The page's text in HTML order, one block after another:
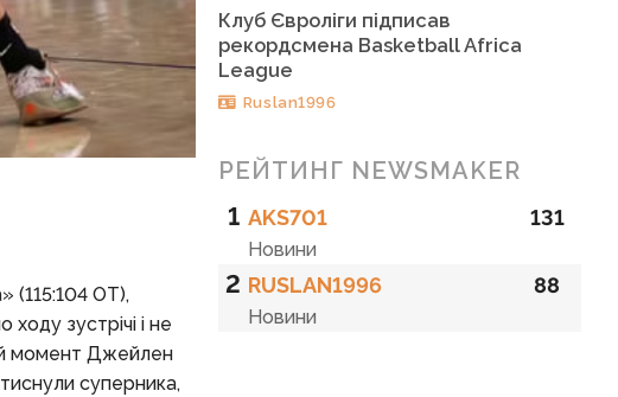
(115:104 ОТ),
зустрічі і не
момент Джейлен
суперника,
Клуб Євроліги підписав
рекордсмена Basketball Africa
League
Ruslan1996
РЕЙТИНГ NEWSMAKER
1 AKS701
Новини
131
2 RUSLAN1996
Новини
88